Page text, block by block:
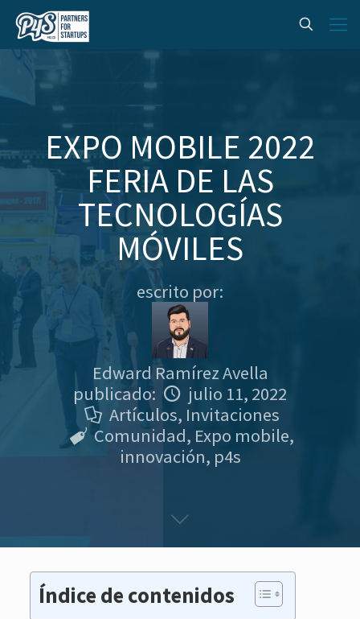
EXPO MOBILE 2022
FERIA DE LAS
TECNOLOGÍAS
MÓVILES
escrito por:
Edward Ramírez Avella
publicado:
julio 11, 2022
Artículos, Invitaciones
Comunidad, Expo mobile,
innovación, p4s
Índice de contenidos